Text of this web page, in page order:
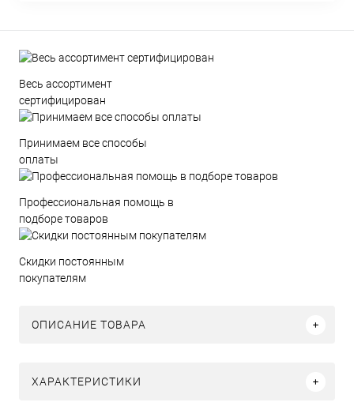
Весь ассортимент
сертифицирован
Принимаем все способы
оплаты
Профессиональная помощь в
подборе товаров
Скидки постоянным
покупателям
ОПИСАНИЕ ТОВАРА
ХАРАКТЕРИСТИКИ